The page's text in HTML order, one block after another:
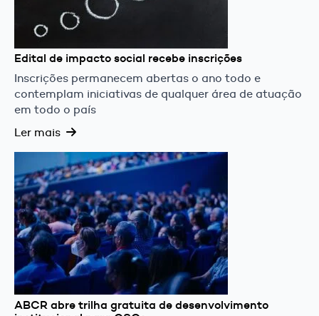
Edital de impacto social recebe inscrições
Inscrições permanecem abertas o ano todo e
contemplam iniciativas de qualquer área de atuação
em todo o país
Ler mais
ABCR abre trilha gratuita de desenvolvimento